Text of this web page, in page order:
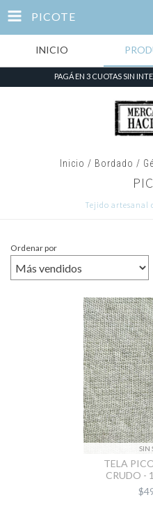
PICOTE
INICIO
PAGÁ EN 3 CUOTAS SIN
Inicio / Bordado /
Tejido artesanal
Ordenar por
SIN
TELA
CRUDO -